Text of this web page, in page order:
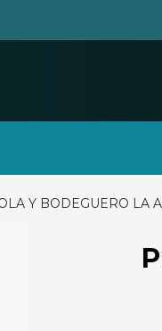
Y BODEGUERO LA